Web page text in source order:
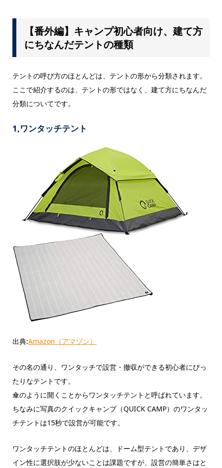
【番外編】キャンプ初心者向け、建て方
にちなんだテントの種類
テントの呼び方のほとんどは、テントの形から分類されます。
ここで紹介するのは、テントの形ではなく、建て方にちなんだ
分類についてです。
1,ワンタッチテント
出典:Amazon（アマゾン）
その名の通り、ワンタッチで設営・撤収ができる初心者にぴっ
たりなテントです。
傘のように開くことからワンタッチテントと呼ばれています。
ちなみに写真のクイックキャンプ（QUICK CAMP）のワンタッ
チテントは15秒で設営が可能です。
ワンタッチテントのほとんどは、ドーム型テントであり、デザ
イン性に選択肢が少ないことは課題ですが、設営の簡単さはと